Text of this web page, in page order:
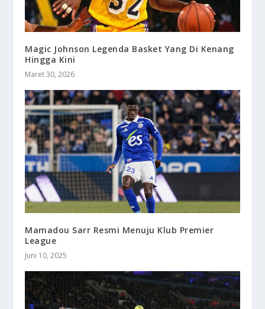
Magic Johnson Legenda Basket Yang Di Kenang
Hingga Kini
Maret 30, 2026
Mamadou Sarr Resmi Menuju Klub Premier
League
Juni 10, 2025